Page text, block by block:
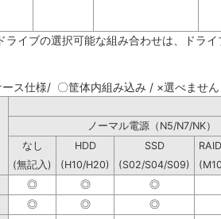
ライブの選択可能な組み合わせは、ドラ
ス仕様/ 〇筐体内組み込み / ×選べません
ノーマル電源（N5/
なし HDD SSD
(無記入)
(H10/H20) (S02/S04/S09)
◎ ◎
◎
◎ ◎
◎